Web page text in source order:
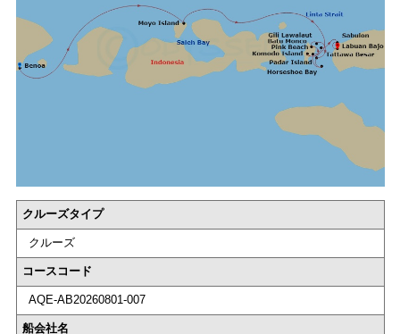
クルーズタイプ
クルーズ
コースコード
AQE-AB20260801-007
船会社名